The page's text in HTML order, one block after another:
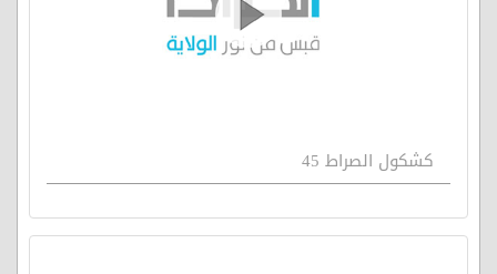
كشكول الصراط 45